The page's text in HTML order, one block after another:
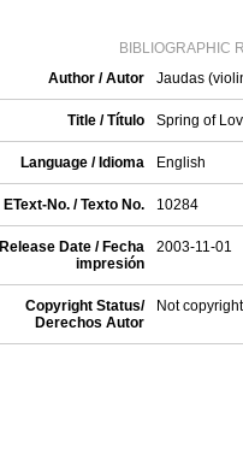
BIBLIOGRAPHIC
Author / Autor
Jaudas
Title / Título Spring of
Language / Idioma English
EText-No. / Texto No. 10284
Release Date / Fecha
impresión
2003-11-01
Copyright Status/
Derechos Autor
Not